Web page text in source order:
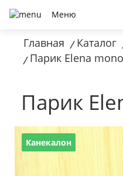
Меню
Главная / Каталог
/ Парик Elena
Парик
Канекалон